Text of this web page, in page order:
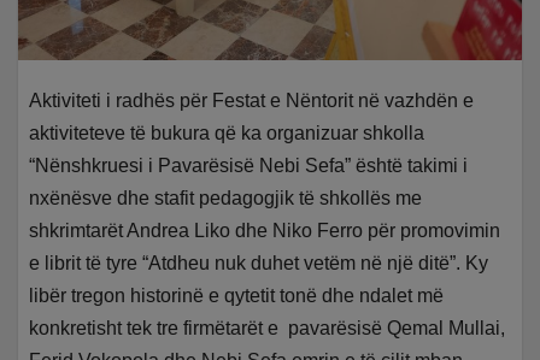
Aktiviteti i radhës për Festat e Nëntorit në vazhdën e
aktiviteteve të bukura që ka organizuar shkolla
“Nënshkruesi i Pavarësisë Nebi Sefa” është takimi i
nxënësve dhe stafit pedagogjik të shkollës me
shkrimtarët Andrea Liko dhe Niko Ferro për promovimin
e librit të tyre “Atdheu nuk duhet vetëm në një ditë”. Ky
libër tregon historinë e qytetit tonë dhe ndalet më
konkretisht tek tre firmëtarët e pavarësisë Qemal Mullai,